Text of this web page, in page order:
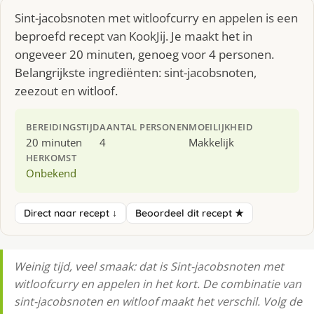
Sint-jacobsnoten met witloofcurry en appelen is een
beproefd recept van KookJij. Je maakt het in
ongeveer 20 minuten, genoeg voor 4 personen.
Belangrijkste ingrediënten: sint-jacobsnoten,
zeezout en witloof.
BEREIDINGSTIJD
20 minuten
AANTAL PERSONEN
4
MOEILIJKHEID
Makkelijk
HERKOMST
Onbekend
Direct naar recept ↓ Beoordeel dit recept ★
Weinig tijd, veel smaak: dat is Sint-jacobsnoten met
witloofcurry en appelen in het kort. De combinatie van
sint-jacobsnoten en witloof maakt het verschil. Volg de